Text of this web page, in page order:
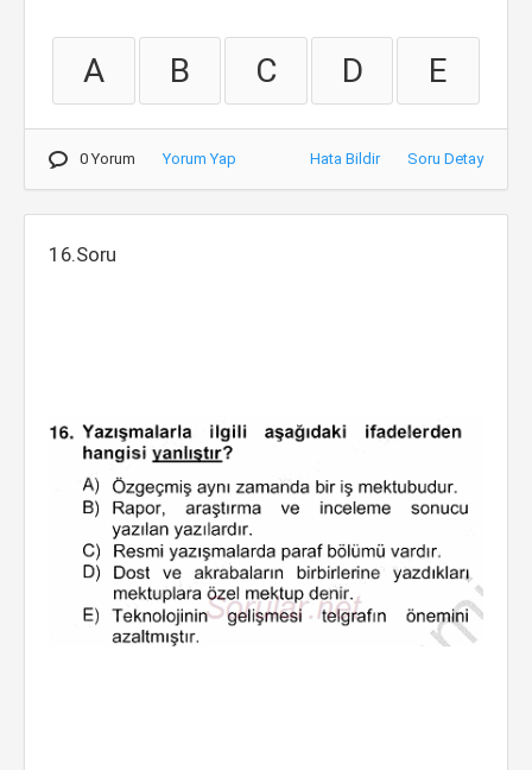
A B C D E
0 Yorum Yorum Yap Hata Bildir Soru Detay
16.Soru